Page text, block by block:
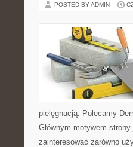
POSTED BY ADMIN
pielęgnacją. Polecamy
Głównym motywem
zainteresować zarówno